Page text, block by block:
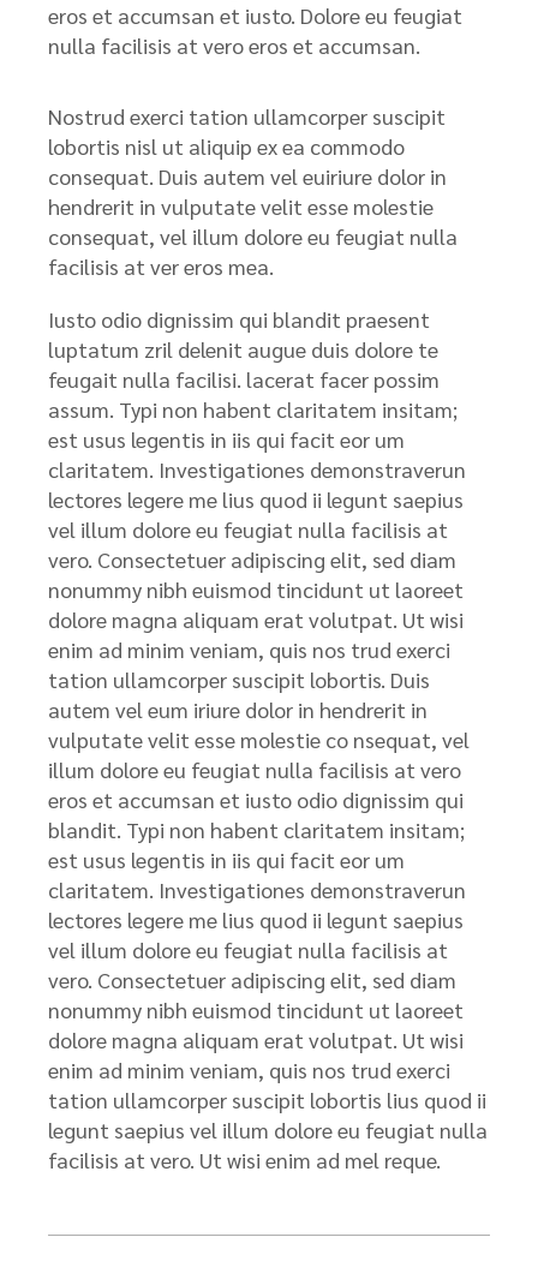
eros et accumsan et iusto. Dolore eu feugiat
nulla facilisis at vero eros et accumsan.
Nostrud exerci tation ullamcorper suscipit
lobortis nisl ut aliquip ex ea commodo
consequat. Duis autem vel euiriure dolor in
hendrerit in vulputate velit esse molestie
consequat, vel illum dolore eu feugiat nulla
facilisis at ver eros mea.
Iusto odio dignissim qui blandit praesent
luptatum zril delenit augue duis dolore te
feugait nulla facilisi. lacerat facer possim
assum. Typi non habent claritatem insitam;
est usus legentis in iis qui facit eor um
claritatem. Investigationes demonstraverun
lectores legere me lius quod ii legunt saepius
vel illum dolore eu feugiat nulla facilisis at
vero. Consectetuer adipiscing elit, sed diam
nonummy nibh euismod tincidunt ut laoreet
dolore magna aliquam erat volutpat. Ut wisi
enim ad minim veniam, quis nos trud exerci
tation ullamcorper suscipit lobortis. Duis
autem vel eum iriure dolor in hendrerit in
vulputate velit esse molestie co nsequat, vel
illum dolore eu feugiat nulla facilisis at vero
eros et accumsan et iusto odio dignissim qui
blandit. Typi non habent claritatem insitam;
est usus legentis in iis qui facit eor um
claritatem. Investigationes demonstraverun
lectores legere me lius quod ii legunt saepius
vel illum dolore eu feugiat nulla facilisis at
vero. Consectetuer adipiscing elit, sed diam
nonummy nibh euismod tincidunt ut laoreet
dolore magna aliquam erat volutpat. Ut wisi
enim ad minim veniam, quis nos trud exerci
tation ullamcorper suscipit lobortis lius quod ii
legunt saepius vel illum dolore eu feugiat nulla
facilisis at vero. Ut wisi enim ad mel reque.